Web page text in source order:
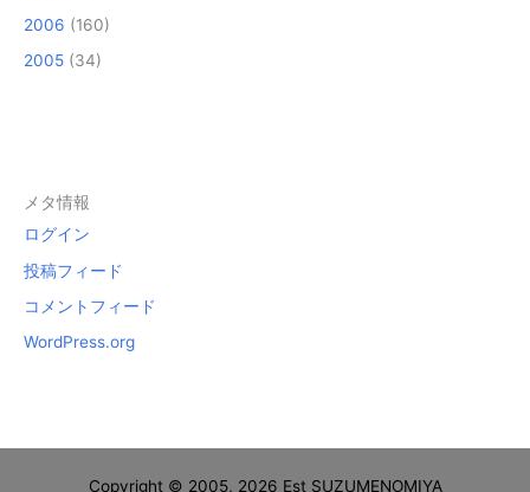
2006 (160)
2005 (34)
メタ情報
ログイン
投稿フィード
コメントフィード
WordPress.org
Copyright © 2005, 2026 Est SUZUMENOMIYA